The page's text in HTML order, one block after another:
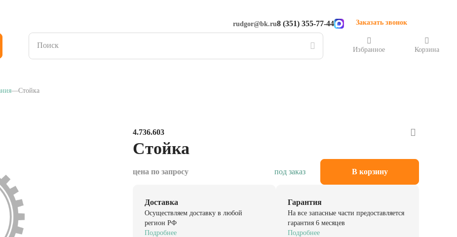
rudgor@bk.ru8 (351) 355-77-44 Заказать звонок
Избранное Корзина
Стойка
4.736.603
Стойка
цена по запросу под заказ В корзину
Доставка
Осуществляем доставку в любой
регион РФ
Подробнее
Гарантия
На все запасные части предоставляется
гарантия 6 месяцев
Подробнее